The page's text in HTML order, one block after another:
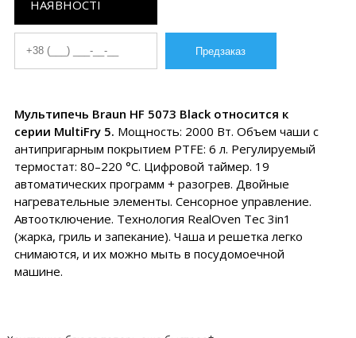
НАЯВНОСТІ
Мультипечь Braun HF 5073 Black относится к
серии MultiFry 5. Мощность: 2000 Вт. Объем чаши с
антипригарным покрытием PTFE: 6 л. Регулируемый
термостат: 80–220 °C. Цифровой таймер. 19
автоматических программ + разогрев. Двойные
нагревательные элементы. Сенсорное управление.
Автоотключение. Технология RealOven Tec 3in1
(жарка, гриль и запекание). Чаша и решетка легко
снимаются, и их можно мыть в посудомоечной
машине.